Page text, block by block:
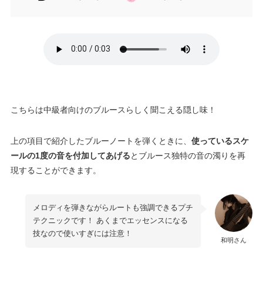
こちらは中級者向けのブルースらしく聞こえる隠し味！
上の項目で紹介したブルーノートを弾くときに、 使っているスケ
ールの1度の音を付加してあげるとブルース独特の音の濁りを再
現することができます。
和明さん
メロディを弾きながらルートも強調できるプチ
テクニックです！ あくまでエッセンスになる
技なので使いすぎには注意！